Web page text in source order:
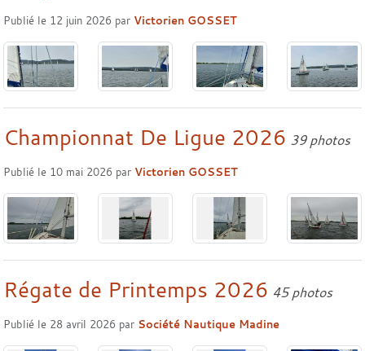
Publié le 12 juin 2026 par Victorien GOSSET
Championnat De Ligue 2026 39 photos
Publié le 10 mai 2026 par Victorien GOSSET
Régate de Printemps 2026 45 photos
Publié le 28 avril 2026 par Société Nautique Madine